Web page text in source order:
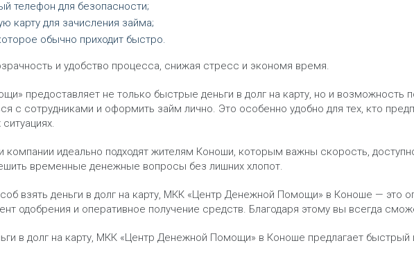
телефон для безопасности;
карту для зачисления займа;
обычно приходит быстро.
и удобство процесса, снижая стресс и экономя время.
предоставляет не только быстрые деньги в долг на карту, но и
с сотрудниками и оформить займ лично. Это особенно удобно для тех, кто
компании идеально подходят жителям Коноши, которым важны скорость,
временные денежные вопросы без лишних хлопот.
взять деньги в долг на карту, МКК «Центр Денежной Помощи» в Коноше — это
одобрения и оперативное получение средств. Благодаря этому вы всегда
в долг на карту, МКК «Центр Денежной Помощи» в Коноше предлагает